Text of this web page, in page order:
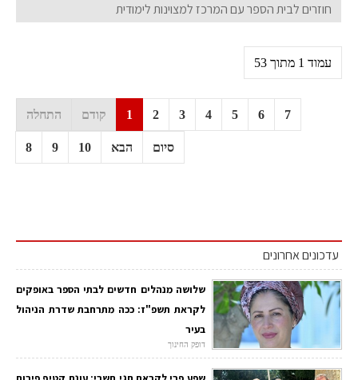
חוזרים לבית הספר עם המרכז למצוינות לימודית
עמוד 1 מתוך 53
התחלה קודם 1 2 3 4 5 6 7
8 9 10 הבא סיום
עדכונים אחרונים
שלושה מנהלים חדשים לבתי הספר באופקים
לקראת תשפ"ז: ככה מתרחבת שדרת הניהול
בעיר
דופק החינוך